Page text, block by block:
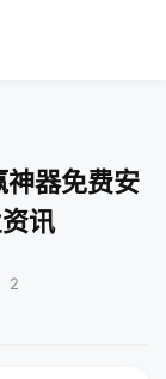
器免费安
讯
2